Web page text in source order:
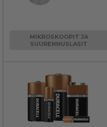
MIKROSKOOPIT JA
SUURENNUSLASIT